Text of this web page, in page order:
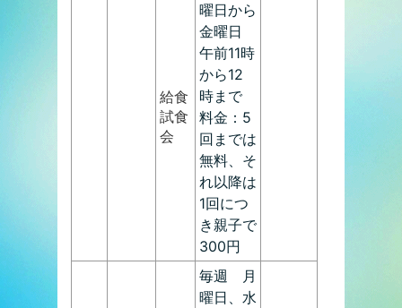
給食
試食
会
曜日から
金曜日
午前11時
から12
時まで
料金：5
回までは
無料、そ
れ以降は
1回につ
き親子で
300円
毎週 月
曜日、水